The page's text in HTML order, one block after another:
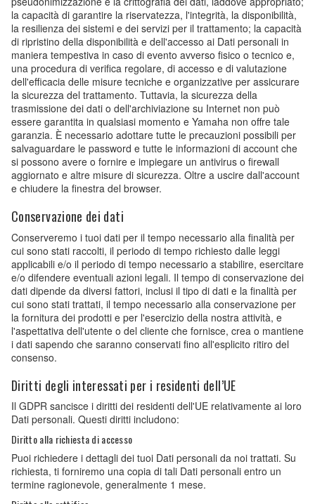
la capacità di garantire la riservatezza, l'integrità, la disponibilità,
la resilienza dei sistemi e dei servizi per il trattamento; la capacità
di ripristino della disponibilità e dell'accesso ai Dati personali in
maniera tempestiva in caso di evento avverso fisico o tecnico e,
una procedura di verifica regolare, di accesso e di valutazione
dell'efficacia delle misure tecniche e organizzative per assicurare
la sicurezza del trattamento. Tuttavia, la sicurezza della
trasmissione dei dati o dell'archiviazione su Internet non può
essere garantita in qualsiasi momento e Yamaha non offre tale
garanzia. È necessario adottare tutte le precauzioni possibili per
salvaguardare le password e tutte le informazioni di account che
si possono avere o fornire e impiegare un antivirus o firewall
aggiornato e altre misure di sicurezza. Oltre a uscire dall'account
e chiudere la finestra del browser.
Conservazione dei dati
Conserveremo i tuoi dati per il tempo necessario alla finalità per
cui sono stati raccolti, il periodo di tempo richiesto dalle leggi
applicabili e/o il periodo di tempo necessario a stabilire, esercitare
e/o difendere eventuali azioni legali. Il tempo di conservazione dei
dati dipende da diversi fattori, inclusi il tipo di dati e la finalità per
cui sono stati trattati, il tempo necessario alla conservazione per
la fornitura dei prodotti e per l'esercizio della nostra attività, e
l'aspettativa dell'utente o del cliente che fornisce, crea o mantiene
i dati sapendo che saranno conservati fino all'esplicito ritiro del
consenso.
Diritti degli interessati per i residenti dell’UE
Il GDPR sancisce i diritti dei residenti dell'UE relativamente ai loro
Dati personali. Questi diritti includono:
Diritto alla richiesta di accesso
Puoi richiedere i dettagli dei tuoi Dati personali da noi trattati. Su
richiesta, ti forniremo una copia di tali Dati personali entro un
termine ragionevole, generalmente 1 mese.